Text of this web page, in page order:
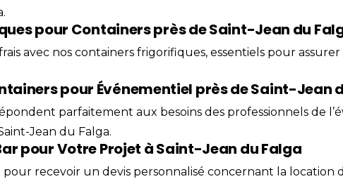
pour Containers près de Saint-Jean du
avec nos containers frigorifiques, essentiels pour
pour Événementiel près de Saint-Jean
parfaitement aux besoins des professionnels de
Jean du Falga.
pour Votre Projet à Saint-Jean du Falga
recevoir un devis personnalisé concernant la location